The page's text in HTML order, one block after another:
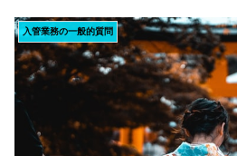
入管業務の一般的質問